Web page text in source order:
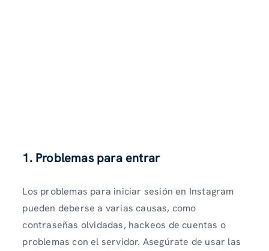
1. Problemas para entrar
Los problemas para iniciar sesión en Instagram
pueden deberse a varias causas, como
contraseñas olvidadas, hackeos de cuentas o
problemas con el servidor. Asegúrate de usar las